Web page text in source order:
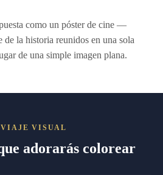
como un póster de cine —
de la historia reunidos en una sola
de una simple imagen plana.
VISUAL
adorarás colorear